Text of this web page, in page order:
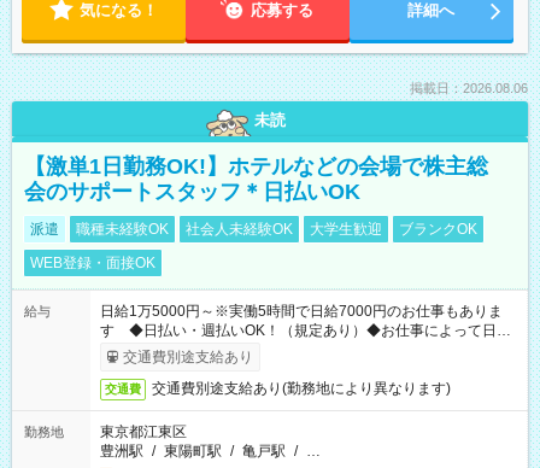
気になる！ 応募する 詳細へ
掲載日：2026.08.06
未読
【激単1日勤務OK!】ホテルなどの会場で株主総
会のサポートスタッフ＊日払いOK
派遣 職種未経験OK 社会人未経験OK 大学生歓迎
ブランクOK
WEB登録・面接OK
給与
日給1万5000円～※実働5時間で日給7000円のお仕事もありま
す ◆日払い・週払いOK！（規定あり）◆お仕事によって日給
も異なります
交通費別途支給あり
交通費 交通費別途支給あり(勤務地により異なります)
勤務地
東京都江東区
豊洲駅 / 東陽町駅 / 亀戸駅 / …